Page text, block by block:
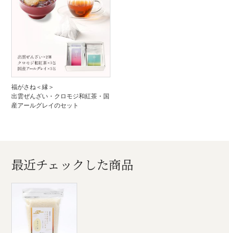
福がさね＜縁＞
出雲ぜんざい・クロモジ和紅茶・国
産アールグレイのセット
最近チェックした商品